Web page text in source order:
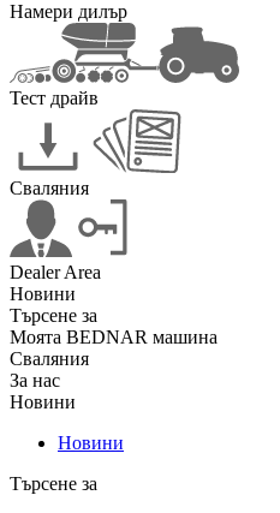
Намери дилър
Тест драйв
Сваляния
Dealer Area
Новини
Търсене за
Моята BEDNAR машина
Сваляния
За нас
Новини
Новини
Търсене за